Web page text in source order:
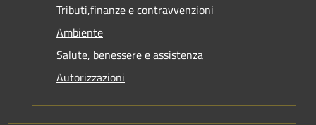
Tributi,finanze e contravvenzioni
Ambiente
Salute, benessere e assistenza
Autorizzazioni